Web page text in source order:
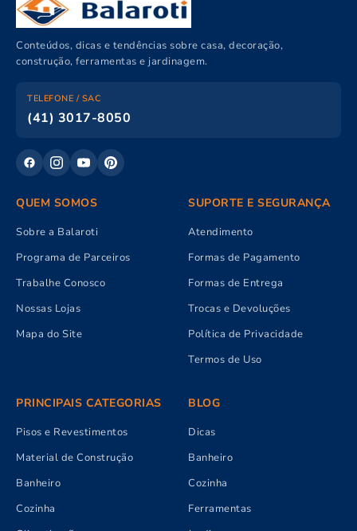
Conteúdos, dicas e tendências sobre casa, decoração,
construção, ferramentas e jardinagem.
TELEFONE / SAC
(41) 3017-8050
QUEM SOMOS
Sobre a Balaroti
Programa de Parceiros
Trabalhe Conosco
Nossas Lojas
Mapa do Site
SUPORTE E SEGURANÇA
Atendimento
Formas de Pagamento
Formas de Entrega
Trocas e Devoluções
Política de Privacidade
Termos de Uso
PRINCIPAIS CATEGORIAS
Pisos e Revestimentos
Material de Construção
Banheiro
Cozinha
BLOG
Dicas
Banheiro
Cozinha
Ferramentas